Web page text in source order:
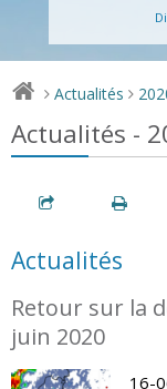
> Actualités >
Actualités -
Actualités
Retour sur la
juin 2020
16-